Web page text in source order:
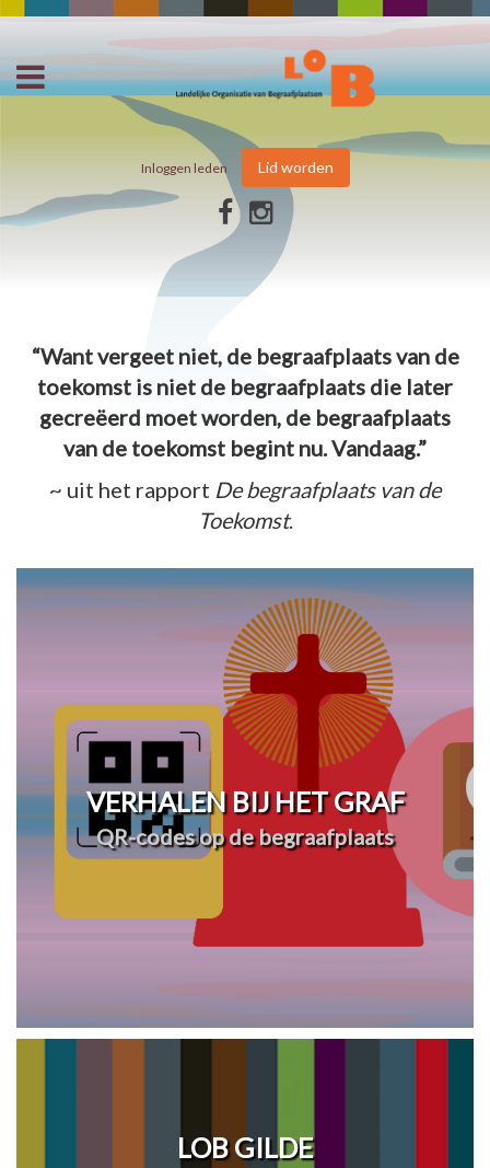
Inloggen leden Lid worden
“Want vergeet niet, de begraafplaats van de
toekomst is niet de begraafplaats die later
gecreëerd moet worden, de begraafplaats
van de toekomst begint nu. Vandaag.”
~ uit het rapport De begraafplaats van de
Toekomst.
VERHALEN BIJ HET GRAF
QR-codes op de begraafplaats
LOB GILDE